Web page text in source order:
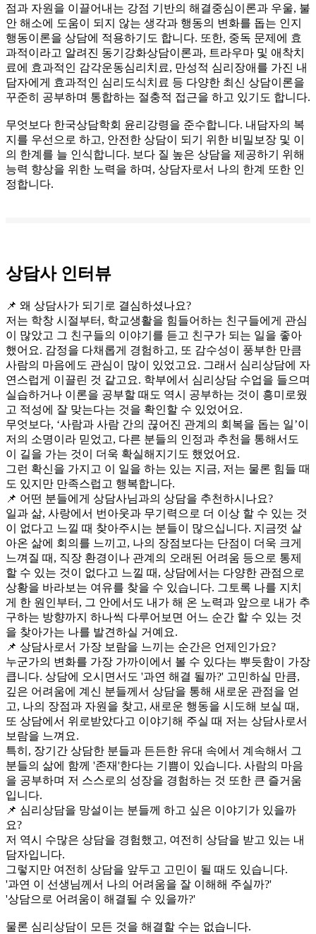
점과 자원을 이끌어내는 강점 기반의 해결중심이론과 우울, 불
안 해소에 도움이 되지 않는 생각과 행동의 변화를 돕는 인지
행동이론을 상담에 적용하기도 합니다. 또한, 중독 문제에 효
과적이라고 알려진 동기강화상담이론과, 트라우마 및 애착치
료에 효과적인 감각운동심리치료, 만성적 심리장애를 가진 내
담자에게 효과적인 심리도식치료 등 다양한 최신 상담이론을
꾸준히 공부하며 통합하는 절충적 접근을 하고 있기도 합니다.
무엇보다 한국상담학회 윤리강령을 준수합니다. 내담자의 복
지를 우선으로 하고, 안전한 상담이 되기 위한 비밀보장 및 이
의 한계를 늘 인식합니다. 보다 질 높은 상담을 제공하기 위해
능력 향상을 위한 노력을 하며, 상담자로서 나의 한계 또한 인
정합니다.
상담사 인터뷰
📌 왜 상담사가 되기로 결심하셨나요?
저는 학창 시절부터, 학교생활을 힘들어하는 친구들에게 관심
이 많았고 그 친구들의 이야기를 듣고 친구가 되는 일을 좋아
했어요. 감정을 다채롭게 경험하고, 또 감수성이 풍부한 만큼
사람의 마음에도 관심이 많이 있었고요. 그래서 심리상담에 자
연스럽게 이끌린 것 같고요. 학부에서 심리상담 수업을 들으며
실습하거나 이론을 공부할 때도 역시 공부하는 것이 흥미로웠
고 적성에 잘 맞는다는 것을 확인할 수 있었어요.
무엇보다, ‘사람과 사람 간의 끊어진 관계의 회복을 돕는 일’이
저의 소명이라 믿었고, 다른 분들의 인정과 추천을 통해서도
이 길을 가는 것이 더욱 확실해지기도 했었어요.
그런 확신을 가지고 이 일을 하는 있는 지금, 저는 물론 힘들 때
도 있지만 만족스럽고 행복합니다.
📌 어떤 분들에게 상담사님과의 상담을 추천하시나요?
일과 삶, 사랑에서 번아웃과 무기력으로 더 이상 할 수 있는 것
이 없다고 느낄 때 찾아주시는 분들이 많으십니다. 지금껏 살
아온 삶에 회의를 느끼고, 나의 장점보다는 단점이 더욱 크게
느껴질 때, 직장 환경이나 관계의 오래된 어려움 등으로 통제
할 수 있는 것이 없다고 느낄 때, 상담에서는 다양한 관점으로
상황을 바라보는 여유를 찾을 수 있습니다. 그토록 나를 지치
게 한 원인부터, 그 안에서도 내가 해 온 노력과 앞으로 내가 추
구하는 방향까지 하나씩 다루어보면 어느 순간 할 수 있는 것
을 찾아가는 나를 발견하실 거예요.
📌 상담사로서 가장 보람을 느끼는 순간은 언제인가요?
누군가의 변화를 가장 가까이에서 볼 수 있다는 뿌듯함이 가장
큽니다. 상담에 오시면서도 '과연 해결 될까?' 고민하실 만큼,
깊은 어려움에 계신 분들께서 상담을 통해 새로운 관점을 얻
고, 나의 장점과 자원을 찾고, 새로운 행동을 시도해 보실 때,
또 상담에서 위로받았다고 이야기해 주실 때 저는 상담사로서
보람을 느껴요.
특히, 장기간 상담한 분들과 든든한 유대 속에서 계속해서 그
분들의 삶에 함께 '존재'한다는 기쁨이 있습니다. 사람의 마음
을 공부하며 저 스스로의 성장을 경험하는 것 또한 큰 즐거움
입니다.
📌 심리상담을 망설이는 분들께 하고 싶은 이야기가 있을까
요?
저 역시 수많은 상담을 경험했고, 여전히 상담을 받고 있는 내
담자입니다.
그렇지만 여전히 상담을 앞두고 고민이 될 때도 있습니다.
'과연 이 선생님께서 나의 어려움을 잘 이해해 주실까?'
'상담으로 어려움이 해결될 수 있을까?'
물론 심리상담이 모든 것을 해결할 수는 없습니다.